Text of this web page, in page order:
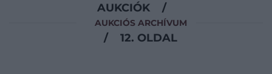
AUKCIÓK /
AUKCIÓS ARCHÍVUM
/ 12. OLDAL